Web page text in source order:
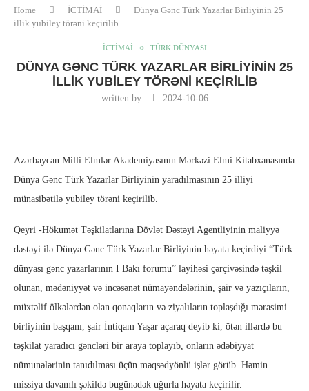
Home İCTİMAİ
Dünya Gənc Türk Yazarlar Birliyinin 25
illik yubiley törəni keçirilib
İCTİMAİ TÜRK DÜNYASI
DÜNYA GƏNC TÜRK YAZARLAR BIRLIYININ 25
ILLIK YUBILEY TÖRƏNI KEÇIRILIB
written by 2024-10-06
Azərbaycan Milli Elmlər Akademiyasının Mərkəzi Elmi Kitabxanasında
Dünya Gənc Türk Yazarlar Birliyinin yaradılmasının 25 illiyi
münasibətilə yubiley törəni keçirilib.
Qeyri -Hökumət Təşkilatlarına Dövlət Dəstəyi Agentliyinin maliyyə
dəstəyi ilə Dünya Gənc Türk Yazarlar Birliyinin həyata keçirdiyi “Türk
dünyası gənc yazarlarının I Bakı forumu” layihəsi çərçivəsində təşkil
olunan, mədəniyyət və incəsənət nümayəndələrinin, şair və yazıçıların,
müxtəlif ölkələrdən olan qonaqların və ziyalıların toplaşdığı mərasimi
birliyinin başqanı, şair İntiqam Yaşar açaraq deyib ki, ötən illərdə bu
təşkilat yaradıcı gəncləri bir araya toplayıb, onların ədəbiyyat
nümunələrinin tanıdılması üçün məqsədyönlü işlər görüb. Həmin
missiya davamlı şəkildə bugünədək uğurla həyata keçirilir.